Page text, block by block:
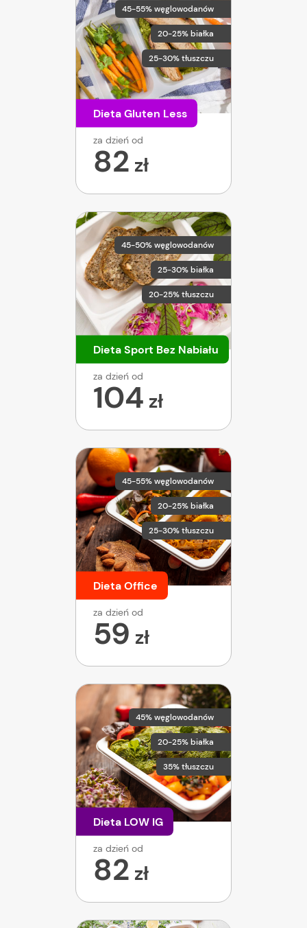
45-55% węglowodanów
20-25% białka
25-30% tłuszczu
Dieta Gluten Less
za dzień od
82 zł
45-50% węglowodanów
25-30% białka
20-25% tłuszczu
Dieta Sport Bez Nabiału
za dzień od
104 zł
45-55% węglowodanów
20-25% białka
25-30% tłuszczu
Dieta Office
za dzień od
59 zł
45% węglowodanów
20-25% białka
35% tłuszczu
Dieta LOW IG
za dzień od
82 zł